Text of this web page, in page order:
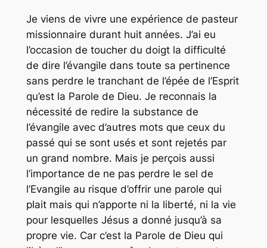
Je viens de vivre une expérience de pasteur
missionnaire durant huit années. J’ai eu
l’occasion de toucher du doigt la difficulté
de dire l’évangile dans toute sa pertinence
sans perdre le tranchant de l’épée de l’Esprit
qu’est la Parole de Dieu. Je reconnais la
nécessité de redire la substance de
l’évangile avec d’autres mots que ceux du
passé qui se sont usés et sont rejetés par
un grand nombre. Mais je perçois aussi
l’importance de ne pas perdre le sel de
l’Evangile au risque d’offrir une parole qui
plait mais qui n’apporte ni la liberté, ni la vie
pour lesquelles Jésus a donné jusqu’à sa
propre vie. Car c’est la Parole de Dieu qui